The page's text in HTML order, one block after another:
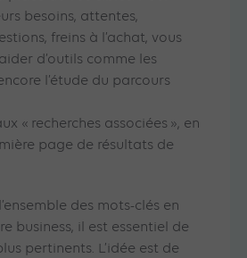
besoins, attentes,
freins à l’achat, vous
d’outils comme les
l’étude du parcours
« recherches associées », en
page de résultats de
des mots-clés en
business, il est essentiel de
pertinents. L’idée est de